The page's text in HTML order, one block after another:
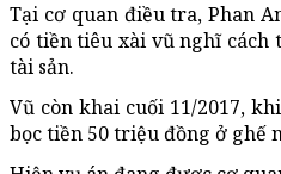
Tại cơ quan điều tra, Phan
có tiền tiêu xài vũ nghĩ
tài sản.
Vũ còn khai cuối 11/2017,
bọc tiền 50 triệu đồng ở ghế